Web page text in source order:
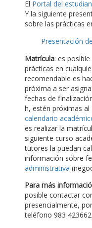
El Portal del
Y la siguiente
sobre las prácticas
Presentación
Matrícula: es
prácticas en
recomendable es
próxima a ser
fechas de
h, estén próximas
calendario
es realizar la
siguiente curso
tutores la puedan
información sobre
administrativa
Para más
posible contactar
presencialmente,
teléfono 983 423662.